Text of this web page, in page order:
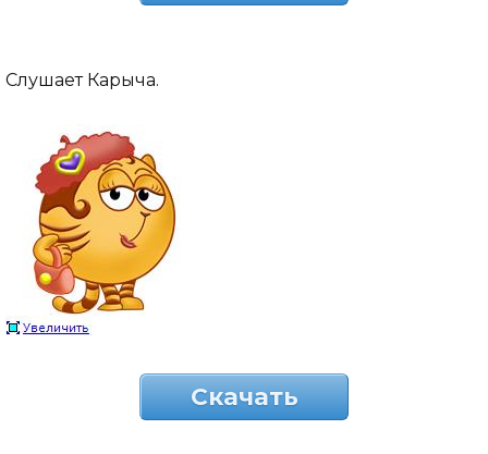
Слушает Карыча.
Скачать